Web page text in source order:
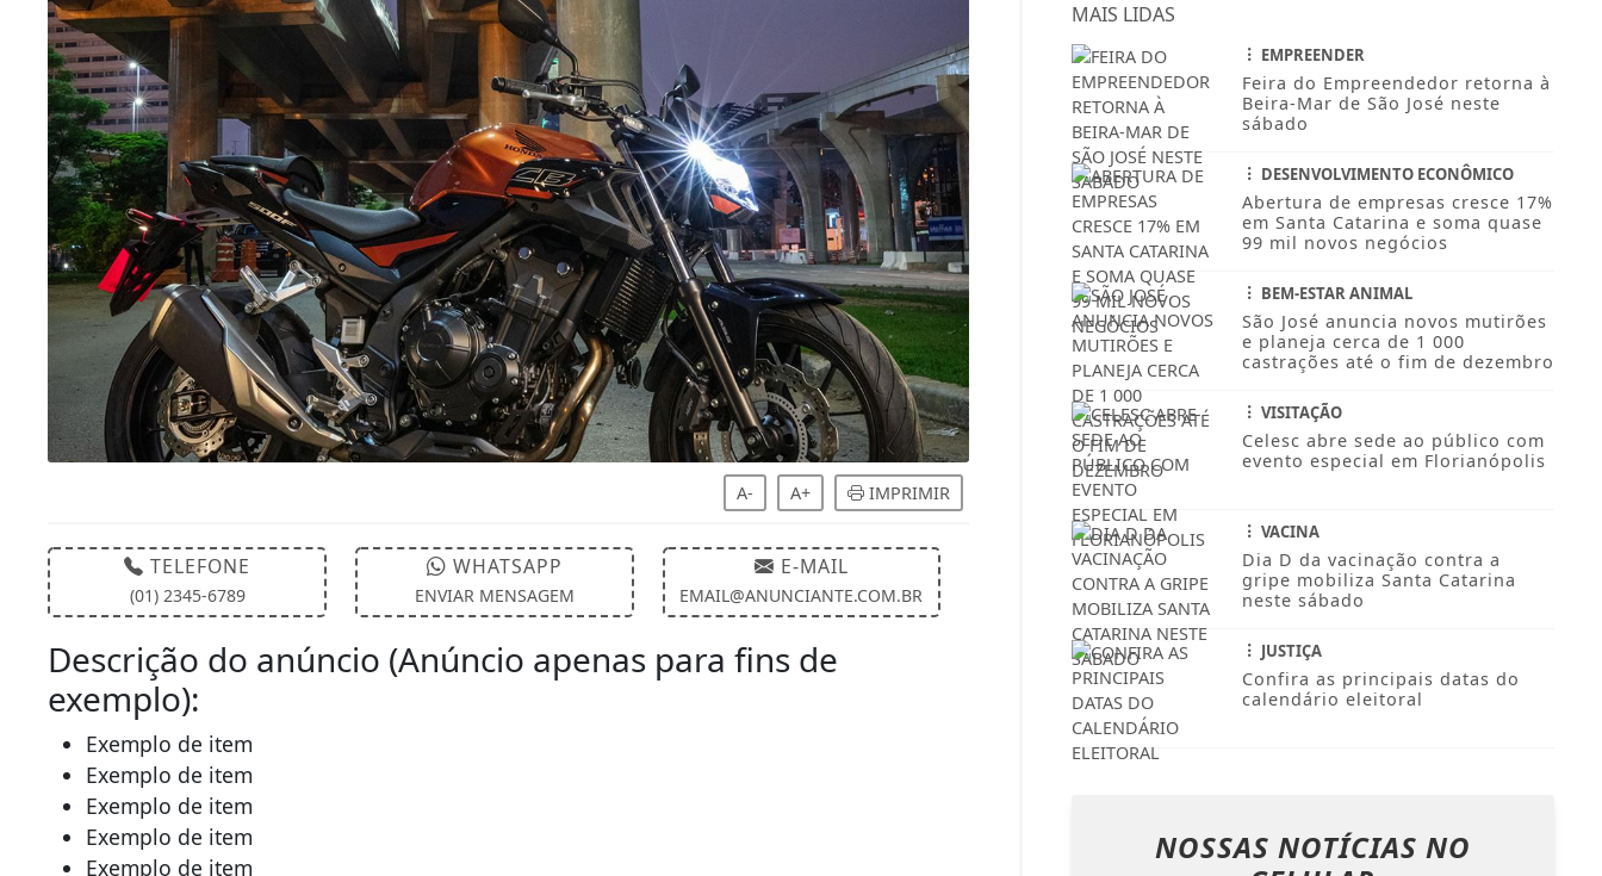
A- A+ IMPRIMIR
TELEFONE
(01) 2345-6789
WHATSAPP
ENVIAR MENSAGEM
E-MAIL
EMAIL@ANUNCIANTE.COM.BR
Descrição do anúncio (Anúncio apenas para fins de
exemplo):
Exemplo de item
Exemplo de item
Exemplo de item
Exemplo de item
Exemplo de item
MAIS LIDAS
EMPREENDER
Feira do Empreendedor retorna à
Beira-Mar de São José neste
sábado
DESENVOLVIMENTO ECONÔMICO
Abertura de empresas cresce 17%
em Santa Catarina e soma quase
99 mil novos negócios
BEM-ESTAR ANIMAL
São José anuncia novos mutirões
e planeja cerca de 1 000
castrações até o fim de dezembro
VISITAÇÃO
Celesc abre sede ao público com
evento especial em Florianópolis
VACINA
Dia D da vacinação contra a
gripe mobiliza Santa Catarina
neste sábado
JUSTIÇA
Confira as principais datas do
calendário eleitoral
NOSSAS NOTÍCIAS NO